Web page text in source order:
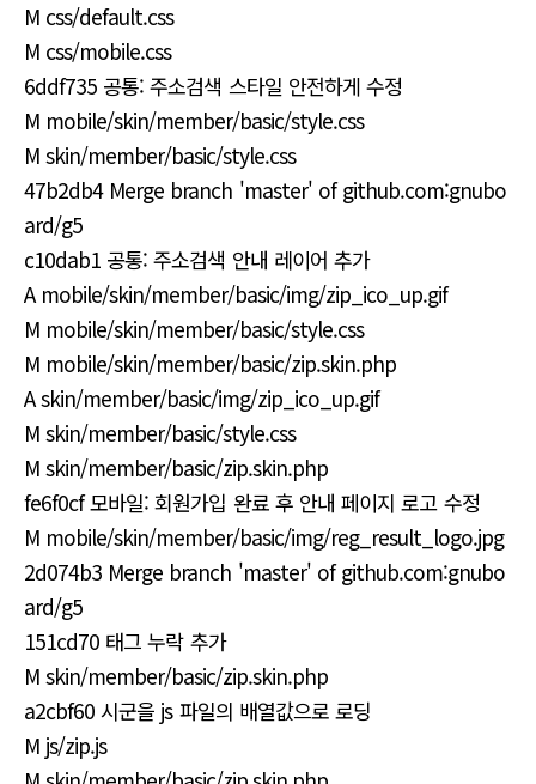
M css/default.css
M css/mobile.css
6ddf735 공통: 주소검색 스타일 안전하게 수정
M mobile/skin/member/basic/style.css
M skin/member/basic/style.css
47b2db4 Merge branch 'master' of github.com:gnubo
ard/g5
c10dab1 공통: 주소검색 안내 레이어 추가
A mobile/skin/member/basic/img/zip_ico_up.gif
M mobile/skin/member/basic/style.css
M mobile/skin/member/basic/zip.skin.php
A skin/member/basic/img/zip_ico_up.gif
M skin/member/basic/style.css
M skin/member/basic/zip.skin.php
fe6f0cf 모바일: 회원가입 완료 후 안내 페이지 로고 수정
M mobile/skin/member/basic/img/reg_result_logo.jpg
2d074b3 Merge branch 'master' of github.com:gnubo
ard/g5
151cd70 태그 누락 추가
M skin/member/basic/zip.skin.php
a2cbf60 시군을 js 파일의 배열값으로 로딩
M js/zip.js